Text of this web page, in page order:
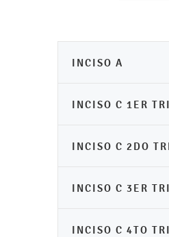
INCISO A
INCISO C 1ER
INCISO C 2DO
INCISO C 3ER
INCISO C 4TO